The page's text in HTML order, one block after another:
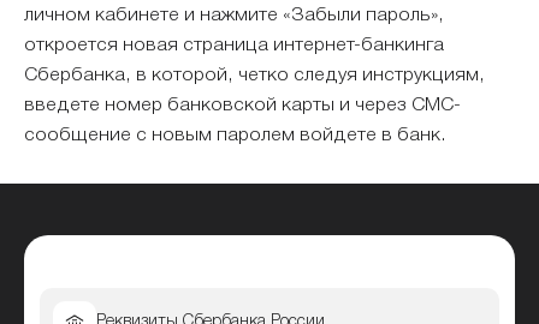
личном кабинете и нажмите «Забыли пароль»,
откроется новая страница интернет-банкинга
Сбербанка, в которой, четко следуя инструкциям,
введете номер банковской карты и через СМС-
сообщение с новым паролем войдете в банк.